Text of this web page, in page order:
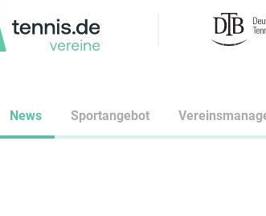
News Sportangebot